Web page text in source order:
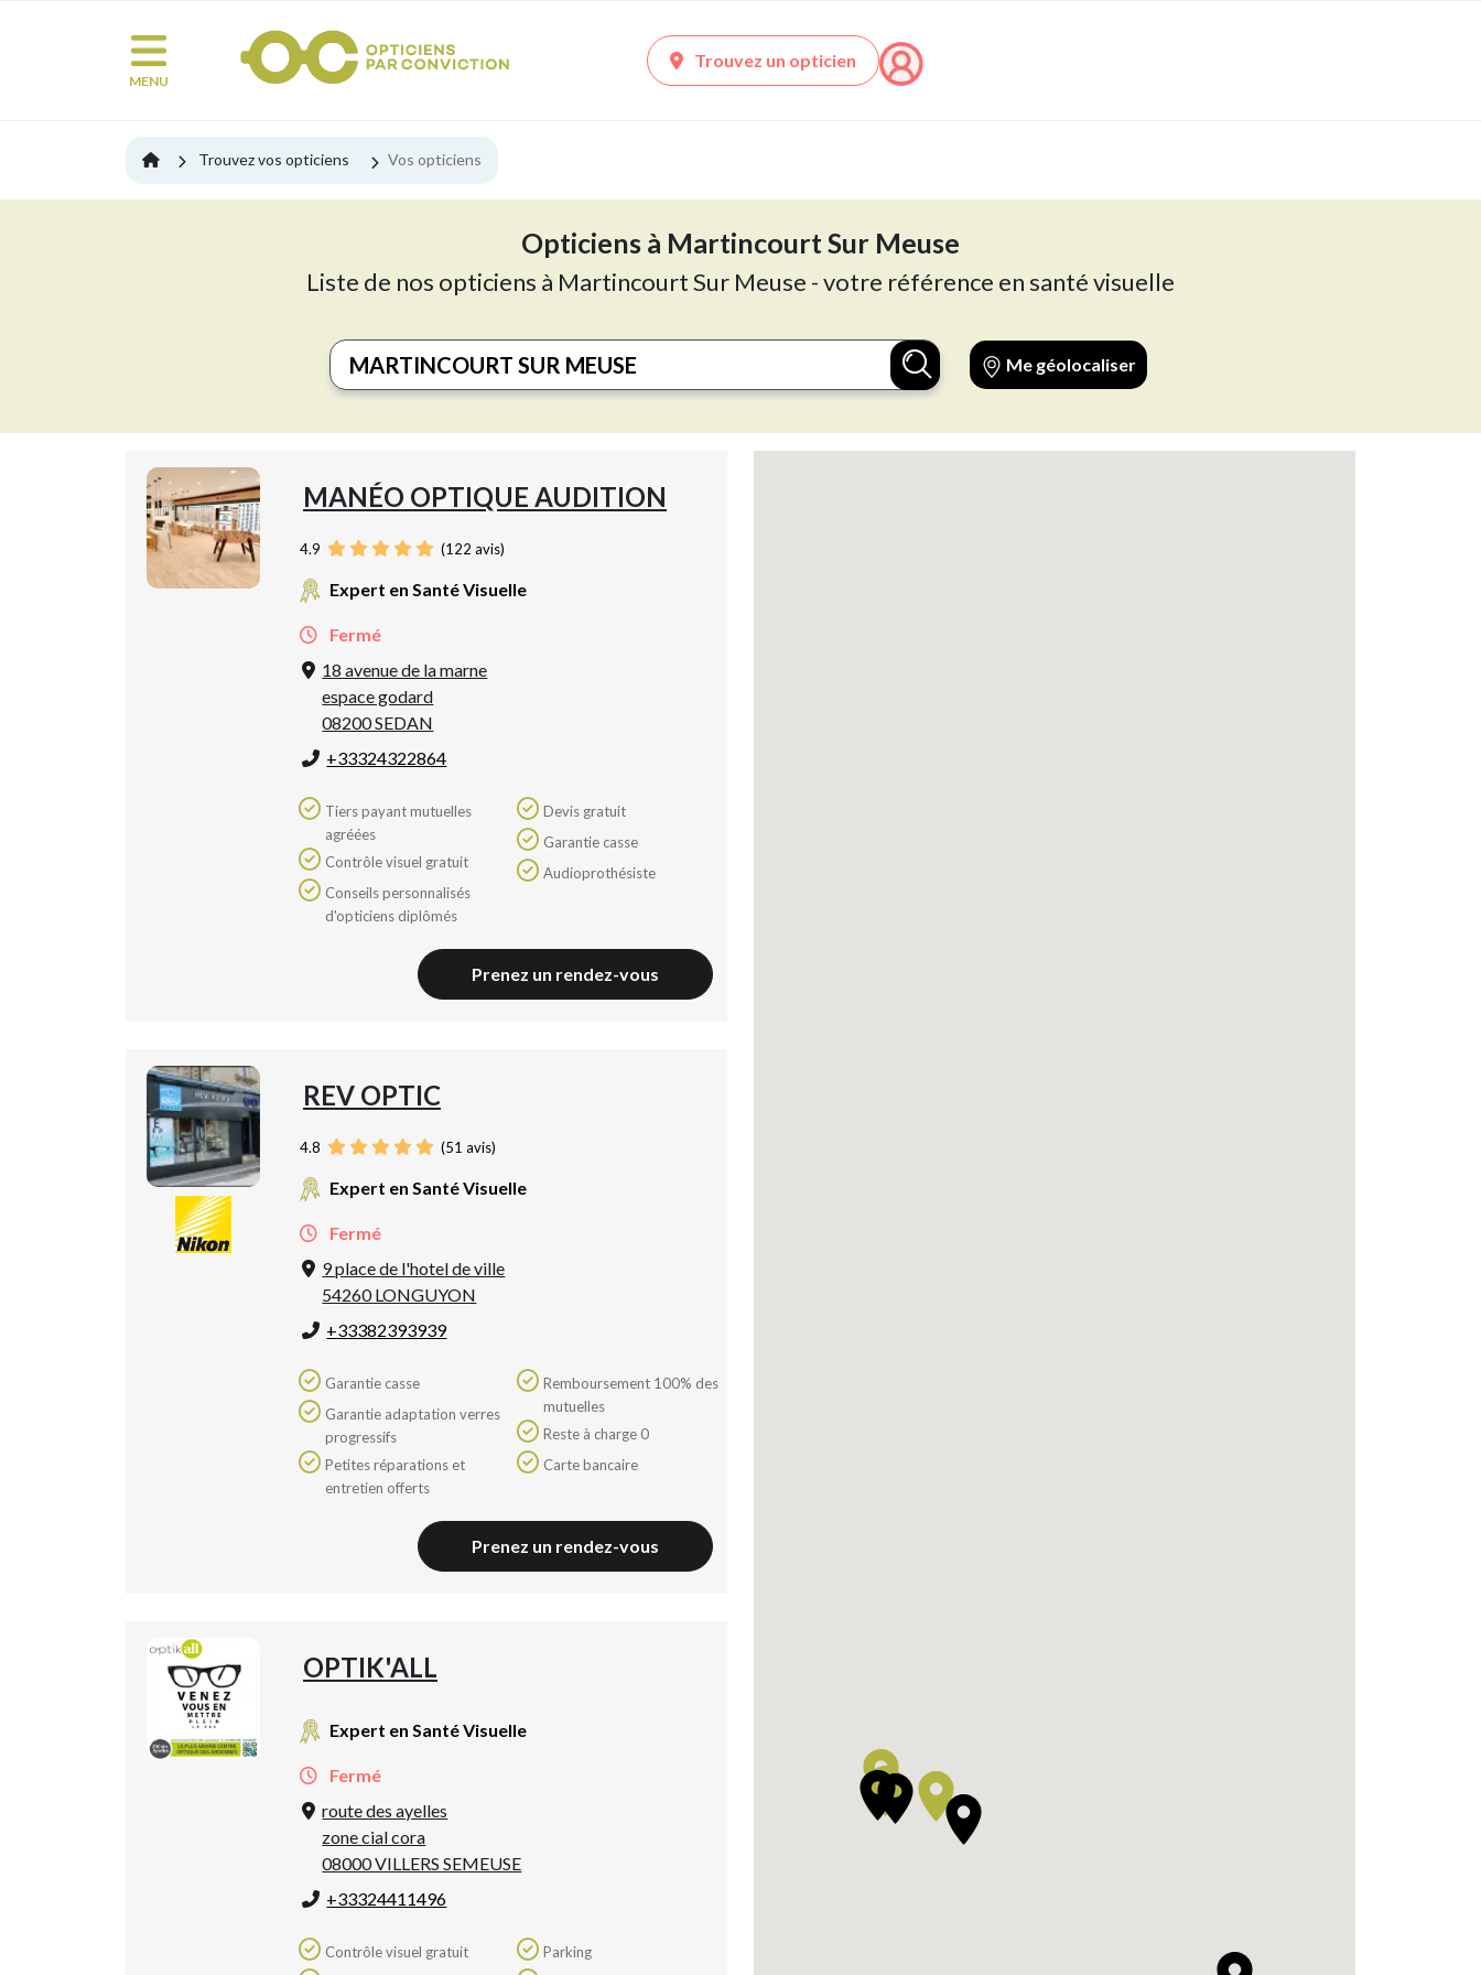
MENU
Trouvez un opticien
Trouvez vos opticiens Vos opticiens
Opticiens à Martincourt Sur Meuse
Liste de nos opticiens à Martincourt Sur Meuse - votre référence en santé visuelle
Me géolocaliser
MANÉO OPTIQUE AUDITION
4.9 (122 avis)
Expert en Santé Visuelle
Fermé
18 avenue de la marne
espace godard
08200 SEDAN
+33324322864
agréées
Contrôle visuel gratuit
d'opticiens diplômés
Devis gratuit
Garantie casse
Audioprothésiste
Prenez un rendez-vous
REV OPTIC
4.8 (51 avis)
Expert en Santé Visuelle
Fermé
9 place de l'hotel de ville
54260 LONGUYON
+33382393939
Garantie casse
progressifs
entretien offerts
mutuelles
Reste à charge 0
Carte bancaire
Prenez un rendez-vous
OPTIK'ALL
Expert en Santé Visuelle
Fermé
route des ayelles
zone cial cora
08000 VILLERS SEMEUSE
+33324411496
Contrôle visuel gratuit
Parking